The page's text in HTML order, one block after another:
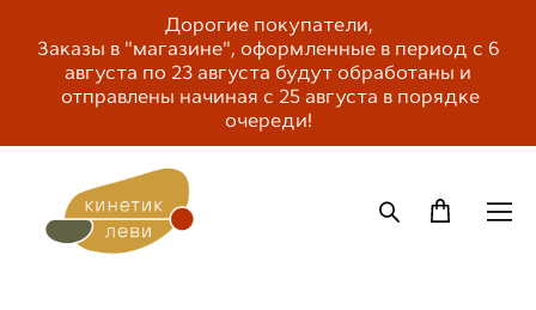
Дорогие покупатели,
Заказы в "магазине", оформленные в период с 6
августа по 23 августа будут обработаны и
отправлены начиная с 25 августа в порядке
очереди!